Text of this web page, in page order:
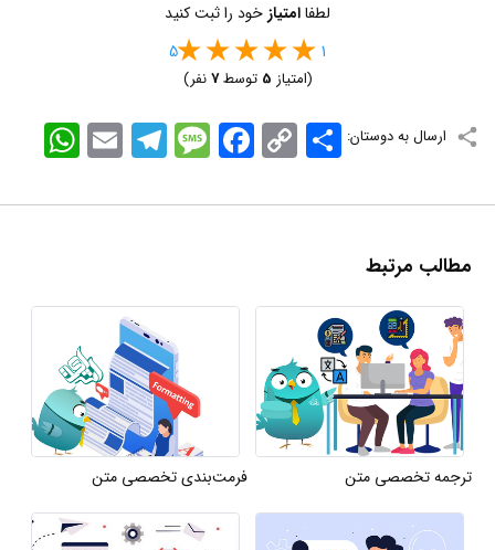
لطفاامتیاز خود را ثبت کنید
1
5
(امتیاز 5 توسط7نفر)
ارسال به دوستان: WhatsApp EmailTelegramMessageFacebook Copy
Link
اشتراک
مطالب مرتبط
ترجمه تخصصی متن فرمت‌بندی تخصصی متن